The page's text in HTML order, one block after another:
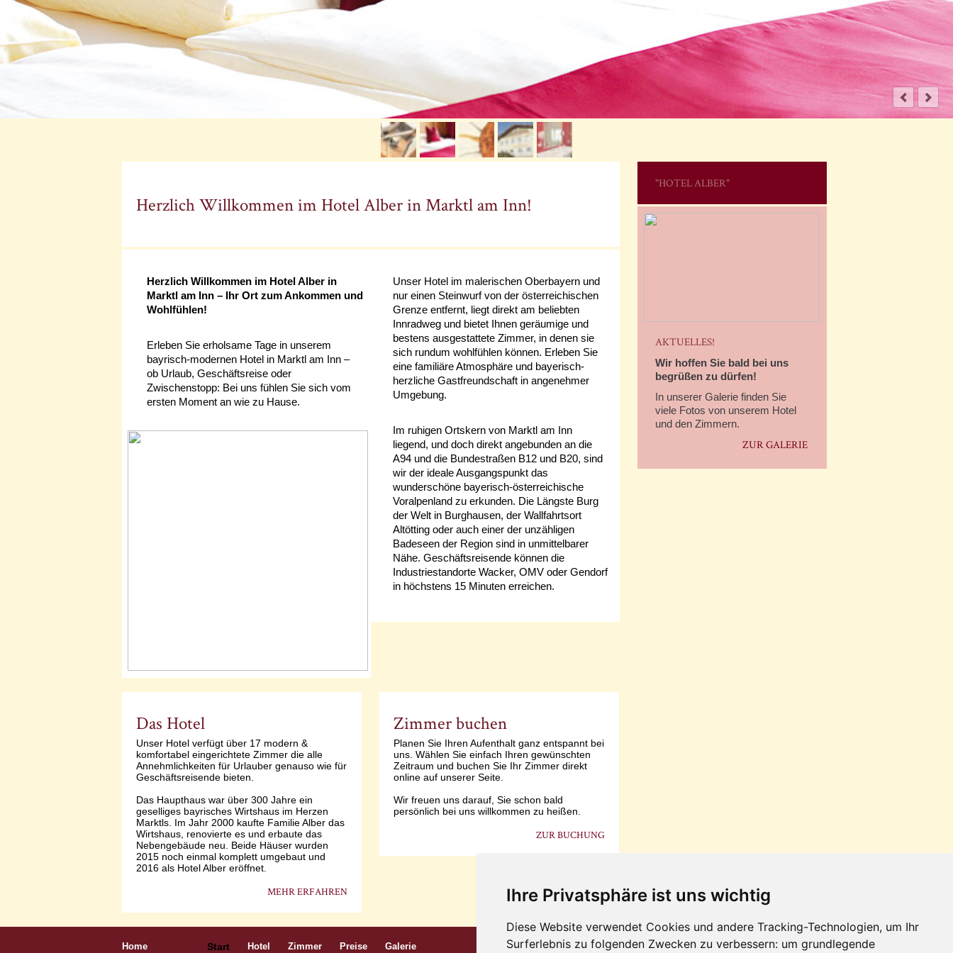
Ihre Privatsphäre ist uns wichtig
Diese Website verwendet Cookies und andere Tracking-Technologien, um Ihr
Surferlebnis zu folgenden Zwecken zu verbessern: um grundlegende
Herzlich Willkommen im Hotel Alber in Marktl am Inn!
Herzlich Willkommen im Hotel Alber in
Marktl am Inn – Ihr Ort zum Ankommen und
Wohlfühlen!
Erleben Sie erholsame Tage in unserem
bayrisch-modernen Hotel in Marktl am Inn –
ob Urlaub, Geschäftsreise oder
Zwischenstopp: Bei uns fühlen Sie sich vom
ersten Moment an wie zu Hause.
Unser Hotel im malerischen Oberbayern und
nur einen Steinwurf von der österreichischen
Grenze entfernt, liegt direkt am beliebten
Innradweg und bietet Ihnen geräumige und
bestens ausgestattete Zimmer, in denen sie
sich rundum wohlfühlen können. Erleben Sie
eine familiäre Atmosphäre und bayerisch-
herzliche Gastfreundschaft in angenehmer
Umgebung.
Im ruhigen Ortskern von Marktl am Inn
liegend, und doch direkt angebunden an die
A94 und die Bundestraßen B12 und B20, sind
wir der ideale Ausgangspunkt das
wunderschöne bayerisch-österreichische
Voralpenland zu erkunden. Die Längste Burg
der Welt in Burghausen, der Wallfahrtsort
Altötting oder auch einer der unzähligen
Badeseen der Region sind in unmittelbarer
Nähe. Geschäftsreisende können die
Industriestandorte Wacker, OMV oder Gendorf
in höchstens 15 Minuten erreichen.
Das Hotel
Unser Hotel verfügt über 17 modern &
komfortabel eingerichtete Zimmer die alle
Annehmlichkeiten für Urlauber genauso wie für
Geschäftsreisende bieten.
Das Haupthaus war über 300 Jahre ein
geselliges bayrisches Wirtshaus im Herzen
Marktls. Im Jahr 2000 kaufte Familie Alber das
Wirtshaus, renovierte es und erbaute das
Nebengebäude neu. Beide Häuser wurden
2015 noch einmal komplett umgebaut und
2016 als Hotel Alber eröffnet.
MEHR ERFAHREN
Zimmer buchen
Planen Sie Ihren Aufenthalt ganz entspannt bei
uns. Wählen Sie einfach Ihren gewünschten
Zeitraum und buchen Sie Ihr Zimmer direkt
online auf unserer Seite.
Wir freuen uns darauf, Sie schon bald
persönlich bei uns willkommen zu heißen.
ZUR BUCHUNG
"HOTEL ALBER"
AKTUELLES!
Wir hoffen Sie bald bei uns
begrüßen zu dürfen!
In unserer Galerie finden Sie
viele Fotos von unserem Hotel
und den Zimmern.
ZUR GALERIE
Home
überspringen
Start Hotel Zimmer Preise Galerie